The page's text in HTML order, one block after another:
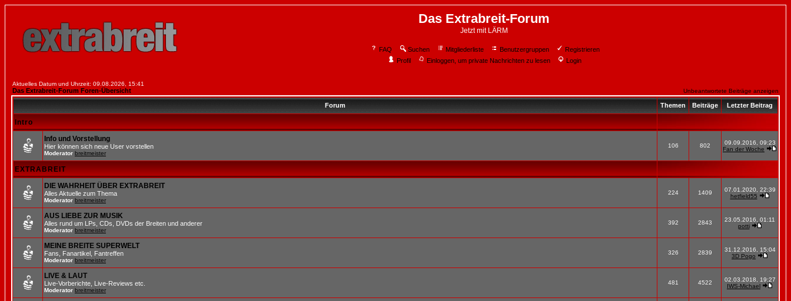
Das Extrabreit-Forum
Jetzt mit LÄRM
FAQ Suchen Mitgliederliste Benutzergruppen
Registrieren
Profil
Einloggen, um private Nachrichten zu lesen Login
Aktuelles Datum und Uhrzeit: 09.08.2026, 15:41
Das Extrabreit-Forum Foren-Übersicht Unbeantwortete Beiträge anzeigen
Forum Themen Beiträge Letzter Beitrag
Intro
Info und Vorstellung
Hier können sich neue User vorstellen
Moderator breitmeister
106 802
09.09.2016, 09:23
Fan der Woche
EXTRABREIT
DIE WAHRHEIT ÜBER EXTRABREIT
Alles Aktuelle zum Thema
Moderator breitmeister
224 1409
07.01.2020, 22:39
hetfield55
AUS LIEBE ZUR MUSIK
Alles rund um LPs, CDs, DVDs der Breiten und anderer
Moderator breitmeister
392 2843
23.05.2016, 01:11
potti
MEINE BREITE SUPERWELT
Fans, Fanartikel, Fantreffen
Moderator breitmeister
326 2839
31.12.2016, 15:04
3D Pogo
LIVE & LAUT
Live-Vorberichte, Live-Reviews etc.
Moderator breitmeister
481 4522
02.03.2018, 19:27
IWS-Michael